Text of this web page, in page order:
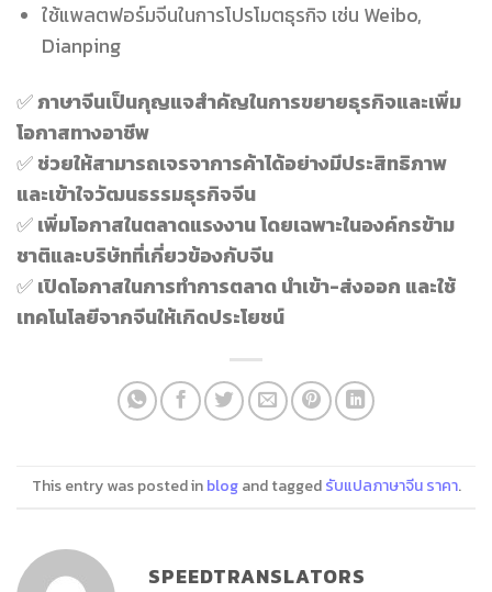
ใช้แพลตฟอร์มจีนในการโปรโมตธุรกิจ เช่น Weibo,
Dianping
✅ภาษาจีนเป็นกุญแจสำคัญในการขยายธุรกิจและเพิ่ม
โอกาสทางอาชีพ
✅ช่วยให้สามารถเจรจาการค้าได้อย่างมีประสิทธิภาพ
และเข้าใจวัฒนธรรมธุรกิจจีน
✅เพิ่มโอกาสในตลาดแรงงาน โดยเฉพาะในองค์กรข้าม
ชาติและบริษัทที่เกี่ยวข้องกับจีน
✅เปิดโอกาสในการทำการตลาด นำเข้า-ส่งออก และใช้
เทคโนโลยีจากจีนให้เกิดประโยชน์
This entry was posted inblogand taggedรับแปลภาษาจีน ราคา.
SPEEDTRANSLATORS